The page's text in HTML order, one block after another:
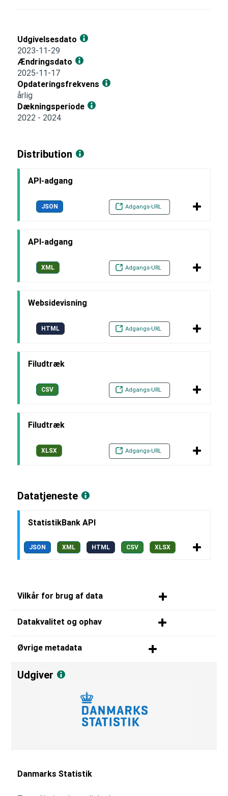
Udgivelsesdato
2023-11-29
Ændringsdato
2025-11-17
Opdateringsfrekvens
årlig
Dækningsperiode
2022 - 2024
Distribution
API-adgang
JSON Adgangs-URL
API-adgang
XML Adgangs-URL
Websidevisning
HTML Adgangs-URL
Filudtræk
CSV Adgangs-URL
Filudtræk
XLSX Adgangs-URL
Datatjeneste
StatistikBank API
JSON XML HTML CSV XLSX
Vilkår for brug af data
Datakvalitet og ophav
Øvrige metadata
Udgiver
Danmarks Statistik